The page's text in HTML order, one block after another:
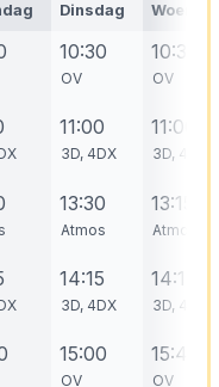
Dinsdag
10:30
OV
11:00
3D, 4DX
13:30
Atmos
14:15
3D, 4DX
15:00
OV
10:30
OV
11:00
3D, 4DX
13:15
Atmos
14:15
3D, 4DX
15:40
OV